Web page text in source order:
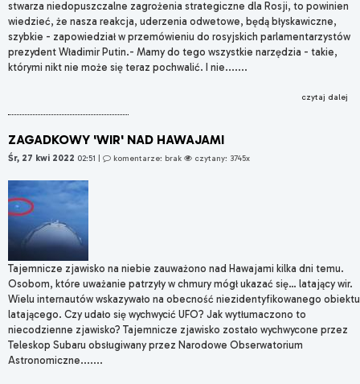
stwarza niedopuszczalne zagrożenia strategiczne dla Rosji, to powinien
wiedzieć, że nasza reakcja, uderzenia odwetowe, będą błyskawiczne,
szybkie - zapowiedział w przemówieniu do rosyjskich parlamentarzystów
prezydent Władimir Putin.- Mamy do tego wszystkie narzędzia - takie,
którymi nikt nie może się teraz pochwalić. I nie.......
czytaj dalej
ZAGADKOWY 'WIR' NAD HAWAJAMI
Śr, 27 kwi 2022 02:51 komentarze: brak czytany: 3745x
Tajemnicze zjawisko na niebie zauważono nad Hawajami kilka dni temu.
Osobom, które uważanie patrzyły w chmury mógł ukazać się… latający wir.
Wielu internautów wskazywało na obecność niezidentyfikowanego obiektu
latającego. Czy udało się wychwycić UFO? Jak wytłumaczono to
niecodzienne zjawisko? Tajemnicze zjawisko zostało wychwycone przez
Teleskop Subaru obsługiwany przez Narodowe Obserwatorium
Astronomiczne.......